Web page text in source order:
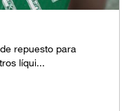
repuesto para
líqui...